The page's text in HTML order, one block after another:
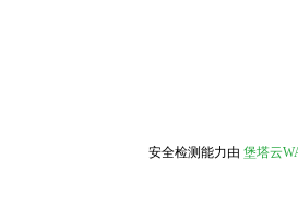
安全检测能力由 堡塔云